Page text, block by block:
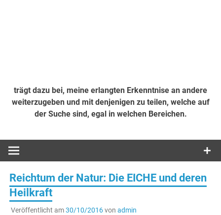
trägt dazu bei, meine erlangten Erkenntnise an andere
weiterzugeben und mit denjenigen zu teilen, welche auf
der Suche sind, egal in welchen Bereichen.
Reichtum der Natur: Die EICHE und deren
Heilkraft
Veröffentlicht am30/10/2016von admin